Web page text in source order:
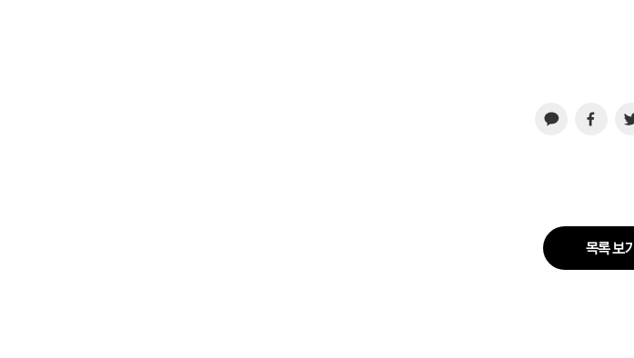
목록 보